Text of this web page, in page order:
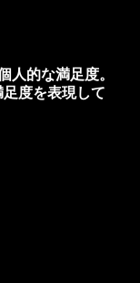
人的な満足度。
度を表現して